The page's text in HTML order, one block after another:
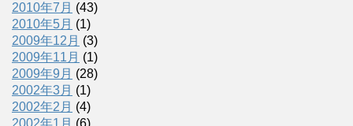
2010年7月 (43)
2010年5月 (1)
2009年12月 (3)
2009年11月 (1)
2009年9月 (28)
2002年3月 (1)
2002年2月 (4)
2002年1月 (6)